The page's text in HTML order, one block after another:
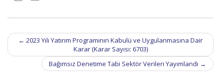
Post
navigation
← 2023 Yılı Yatırım Programının Kabulü ve Uygulanmasına Dair
Karar (Karar Sayısı: 6703)
Bağımsız Denetime Tabi Sektör Verileri Yayımlandı →